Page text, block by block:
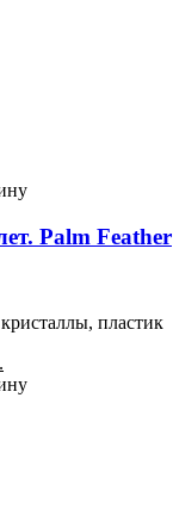
Palm Feather
пластик